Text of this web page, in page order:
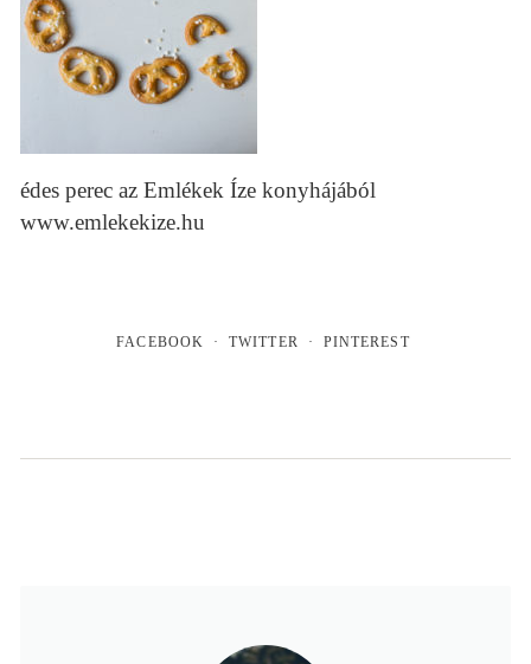
édes perec az Emlékek Íze konyhájából
www.emlekekize.hu
FACEBOOK TWITTER PINTEREST